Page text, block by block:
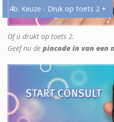
4b. Keuze - Druk op toets 2 +
Of u drukt op toets 2.
Geef nu de pincode in van een